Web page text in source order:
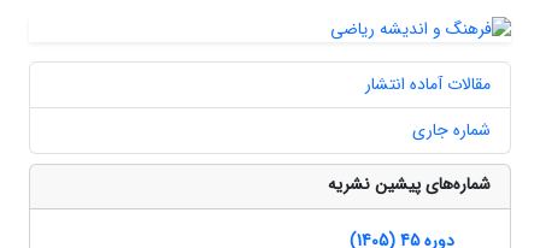
مقالات آماده انتشار
شماره جاری
شماره‌های پیشین نشریه
دوره 45 (1405)